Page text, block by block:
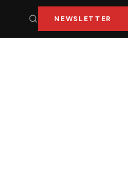
NEWSLETTER